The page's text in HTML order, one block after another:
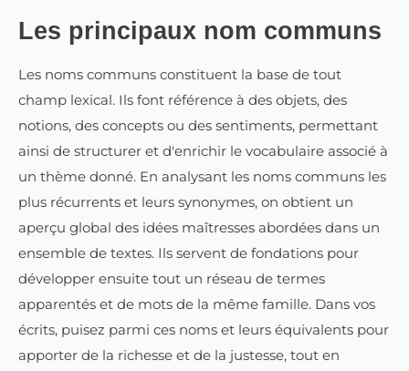
Les principaux nom communs
Les noms communs constituent la base de tout
champ lexical. Ils font référence à des objets, des
notions, des concepts ou des sentiments, permettant
ainsi de structurer et d'enrichir le vocabulaire associé à
un thème donné. En analysant les noms communs les
plus récurrents et leurs synonymes, on obtient un
aperçu global des idées maîtresses abordées dans un
ensemble de textes. Ils servent de fondations pour
développer ensuite tout un réseau de termes
apparentés et de mots de la même famille. Dans vos
écrits, puisez parmi ces noms et leurs équivalents pour
apporter de la richesse et de la justesse, tout en